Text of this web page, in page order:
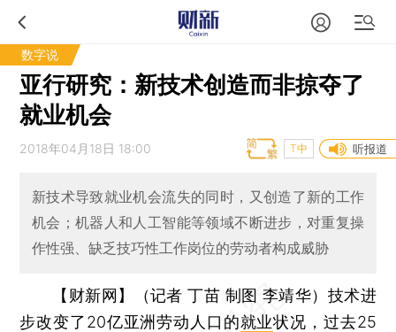
数字说
亚行研究：新技术创造而非掠夺了
就业机会
2018年04月18日 18:00 听报道
T中
新技术导致就业机会流失的同时，又创造了新的工作
机会；机器人和人工智能等领域不断进步，对重复操
作性强、缺乏技巧性工作岗位的劳动者构成威胁
【财新网】（记者 丁苗 制图 李靖华） 技术进
步改变了20亿亚洲劳动人口的就业状况，过去25